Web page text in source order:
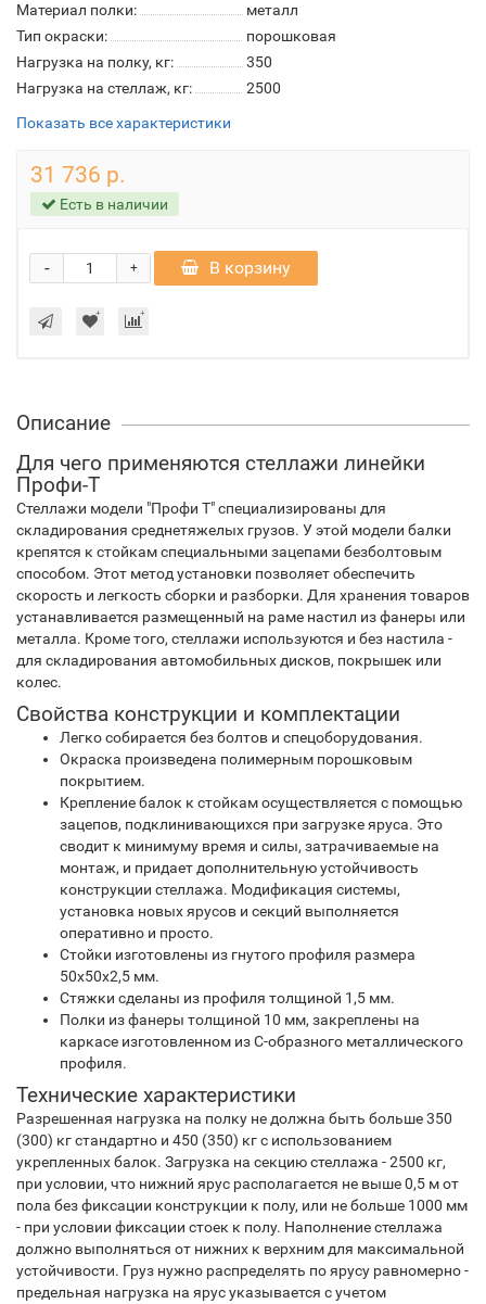
Материал полки:
металл
Тип окраски:
порошковая
Нагрузка на полку, кг:
350
Нагрузка на стеллаж, кг:
2500
Показать все характеристики
31 736 р.
Есть в наличии
+
- В корзину
Описание
Для чего применяются стеллажи линейки
Профи-Т
Стеллажи модели "Профи Т" специализированы для
складирования среднетяжелых грузов. У этой модели балки
крепятся к стойкам специальными зацепами безболтовым
способом. Этот метод установки позволяет обеспечить
скорость и легкость сборки и разборки. Для хранения товаров
устанавливается размещенный на раме настил из фанеры или
металла. Кроме того, стеллажи используются и без настила -
для складирования автомобильных дисков, покрышек или
колес.
Свойства конструкции и комплектации
Легко собирается без болтов и спецоборудования.
Окраска произведена полимерным порошковым
покрытием.
Крепление балок к стойкам осуществляется с помощью
зацепов, подклинивающихся при загрузке яруса. Это
сводит к минимуму время и силы, затрачиваемые на
монтаж, и придает дополнительную устойчивость
конструкции стеллажа. Модификация системы,
установка новых ярусов и секций выполняется
оперативно и просто.
Стойки изготовлены из гнутого профиля размера
50х50х2,5 мм.
Стяжки сделаны из профиля толщиной 1,5 мм.
Полки из фанеры толщиной 10 мм, закреплены на
каркасе изготовленном из С-образного металлического
профиля.
Технические характеристики
Разрешенная нагрузка на полку не должна быть больше 350
(300) кг стандартно и 450 (350) кг с использованием
укрепленных балок. Загрузка на секцию стеллажа - 2500 кг,
при условии, что нижний ярус располагается не выше 0,5 м от
пола без фиксации конструкции к полу, или не больше 1000 мм
- при условии фиксации стоек к полу. Наполнение стеллажа
должно выполняться от нижних к верхним для максимальной
устойчивости. Груз нужно распределять по ярусу равномерно -
предельная нагрузка на ярус указывается с учетом